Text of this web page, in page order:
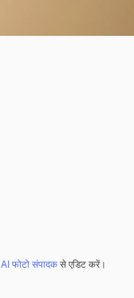
AI फोटो संपादकसे एडिट करें।